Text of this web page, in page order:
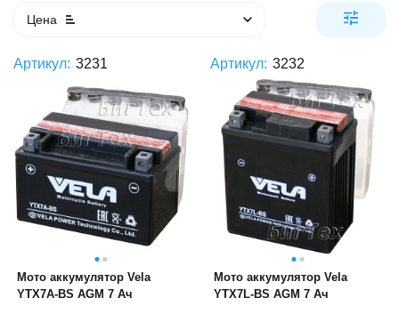
Цена
Артикул: 3231
Мото аккумулятор Vela
YTX7A-BS AGM 7 Ач
Артикул: 3232
Мото аккумулятор Vela
YTX7L-BS AGM 7 Ач